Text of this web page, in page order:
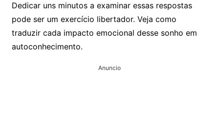
Dedicar uns minutos a examinar essas respostas
pode ser um exercício libertador. Veja como
traduzir cada impacto emocional desse sonho em
autoconhecimento.
Anuncio